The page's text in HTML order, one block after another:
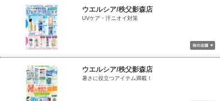
ウエルシア/秩父影森店
UVケア・汗ニオイ対策
ウエルシア/秩父影森店
暑さに役立つアイテム満載！